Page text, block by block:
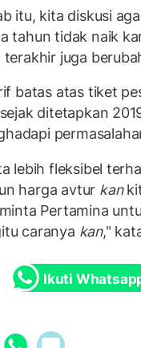
itu, kita diskusi
tahun tidak naik
terakhir juga
batas atas tiket
ditetapkan
lebih fleksibel
harga avtur kan
Pertamina
caranya kan,"
Ikuti